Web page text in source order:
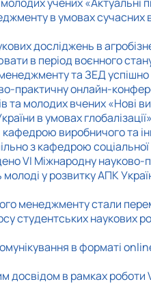
молодих учених «Актуальні
в умовах сучасних
досліджень в
в період воєнного
та ЗЕД успішно
практичну онлайн-
та молодих вчених «Нові
в умовах
виробничого та
з кафедрою соціальної
VI Міжнародну науково-п
у розвитку АПК
менеджменту стали
студентських наукових ро
в форматі
досвідом в рамках роботи